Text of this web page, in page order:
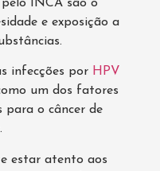
INCA são o
e exposição a
infecções por HPV
um dos fatores
para o câncer de
estar atento aos